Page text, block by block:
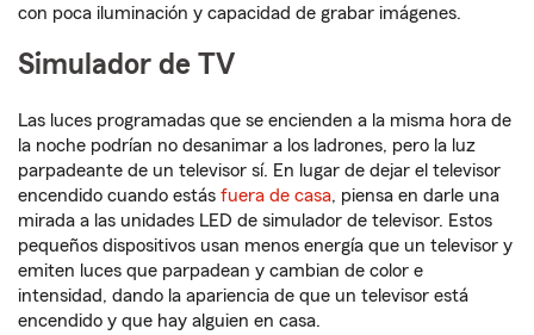
con poca iluminación y capacidad de grabar imágenes.
Simulador de TV
Las luces programadas que se encienden a la misma hora de
la noche podrían no desanimar a los ladrones, pero la luz
parpadeante de un televisor sí. En lugar de dejar el televisor
encendido cuando estás fuera de casa, piensa en darle una
mirada a las unidades LED de simulador de televisor. Estos
pequeños dispositivos usan menos energía que un televisor y
emiten luces que parpadean y cambian de color e
intensidad, dando la apariencia de que un televisor está
encendido y que hay alguien en casa.